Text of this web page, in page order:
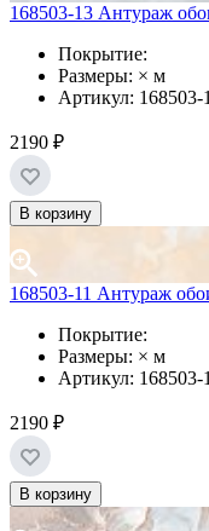
168503-13 Антураж
Покрытие:
Размеры: × м
Артикул: 168503-
2190 ₽
В корзину
168503-11 Антураж
Покрытие:
Размеры: × м
Артикул: 168503-
2190 ₽
В корзину